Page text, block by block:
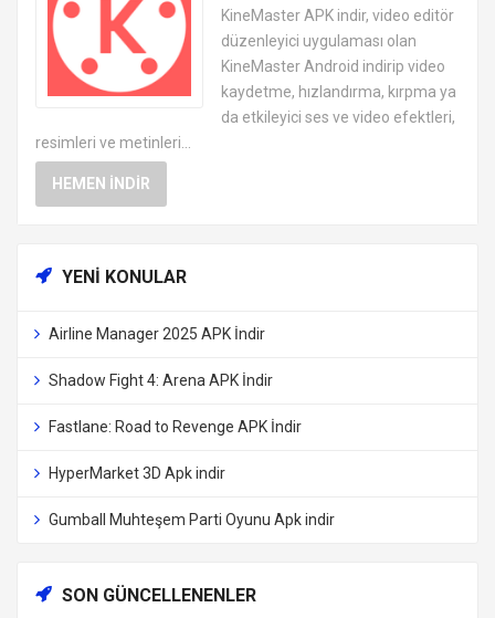
ANDROID VIDEO OYNATICI VE
DÜZENLEYICI UYGULAMALARI APK
KineMaster APK indir, video editör
düzenleyici uygulaması olan
KineMaster Android indirip video
kaydetme, hızlandırma, kırpma ya
da etkileyici ses ve video efektleri,
resimleri ve metinleri...
HEMEN İNDIR
YENI KONULAR
Airline Manager 2025 APK İndir
Shadow Fight 4: Arena APK İndir
Fastlane: Road to Revenge APK İndir
HyperMarket 3D Apk indir
Gumball Muhteşem Parti Oyunu Apk indir
SON GÜNCELLENENLER